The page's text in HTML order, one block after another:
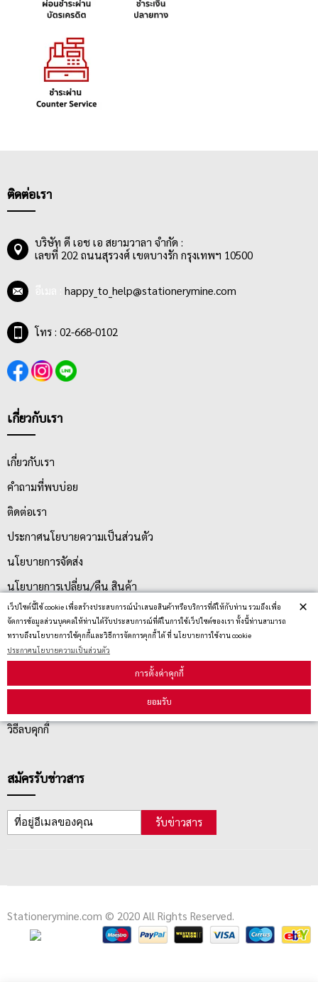
เว็ปไซต์นี้ใช้ cookie เพื่อสร้างประสบการณ์นำเสนอสินค้าหรือบริการที่ดีให้กับท่าน รวมถึงเพื่อ
จัดการข้อมูลส่วนบุคคลให้ท่านได้รับประสบการณ์ที่ดีในการใช้เว็ปไซต์ของเรา ทั้งนี้ท่านสามารถ
ทราบถึงนโยบายการใช้คุกกี้และวิธีการจัดการคุกกี้ ได้ ที่ นโยบายการใช้งาน cookie
ประกาศนโยบายความเป็นส่วนตัว
การตั้งค่าคุกกี้
ยอมรับ
×
ติดต่อเรา
บริษัท ดี เอช เอ สยามวาลา จำกัด :
เลขที่ 202 ถนนสุรวงศ์ เขตบางรัก กรุงเทพฯ 10500
happy_to_help@stationerymine.com
โทร : 02-668-0102
เกี่ยวกับเรา
เกี่ยวกับเรา
คำถามที่พบบ่อย
ติดต่อเรา
ประกาศนโยบายความเป็นส่วนตัว
นโยบายการจัดส่ง
นโยบายการเปลี่ยน/คืน สินค้า
บริการลูกค้า
วิธีลบคุกกี้
สมัครรับข่าวสาร
รับข่าวสาร
Stationerymine.com © 2020 All Rights Reserved.